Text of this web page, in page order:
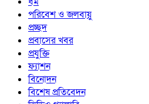
পরিবেশ ও জলবায়ু
প্রচ্ছদ
প্রবাসের খবর
প্রযুক্তি
ফ্যাশন
বিনোদন
বিশেষ প্রতিবেদন